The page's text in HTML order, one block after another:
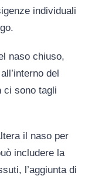
individuali
naso chiuso,
del
ci sono tagli
il naso per
includere la
l’aggiunta di